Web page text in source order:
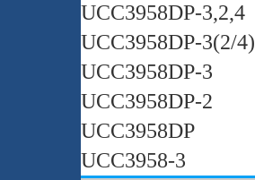
UCC3958DP-3,2,4
UCC3958DP-3(2/4)
UCC3958DP-3
UCC3958DP-2
UCC3958DP
UCC3958-3